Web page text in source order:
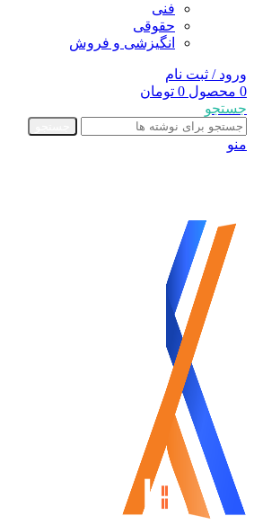
فنی
حقوقی
انگیزشی و فروش
ورود / ثبت نام
0 محصول 0 تومان
جستجو
منو